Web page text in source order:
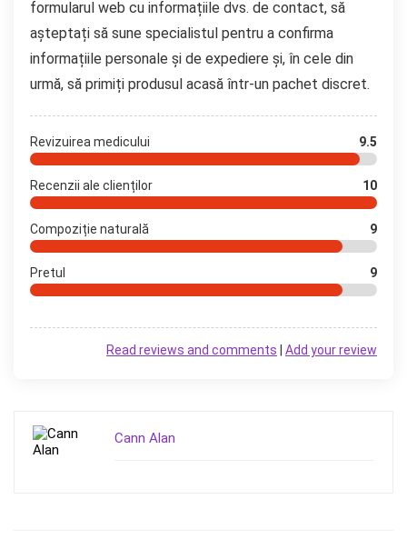
formularul web cu informațiile dvs. de contact, să
așteptați să sune specialistul pentru a confirma
informațiile personale și de expediere și, în cele din
urmă, să primiți produsul acasă într-un pachet discret.
Revizuirea medicului 9.5
Recenzii ale clienților 10
Compoziție naturală 9
Pretul 9
Add your review
Read reviews and comments
Cann Alan